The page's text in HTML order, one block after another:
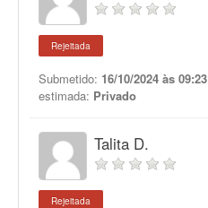
Rejeitada
Submetido: 16/10/2024 às 09:23
estimada: Privado
Talita D.
Rejeitada